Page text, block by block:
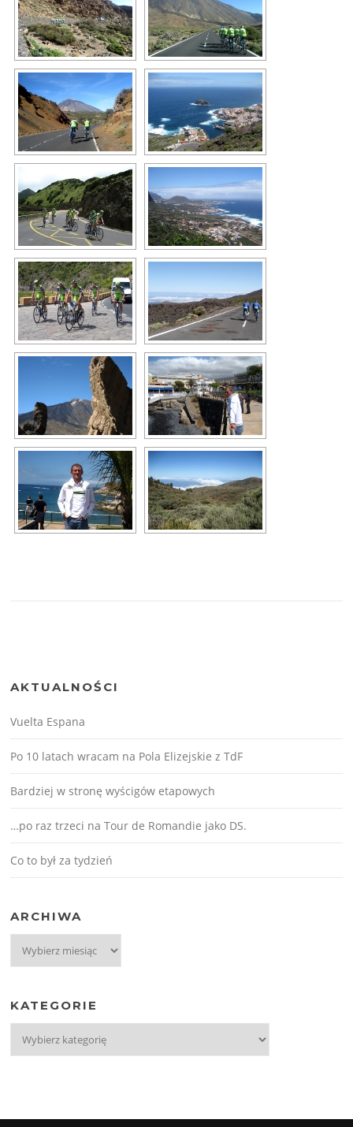
AKTUALNOŚCI
Vuelta Espana
Po 10 latach wracam na Pola Elizejskie z TdF
Bardziej w stronę wyścigów etapowych
…po raz trzeci na Tour de Romandie jako DS.
Co to był za tydzień
ARCHIWA
KATEGORIE